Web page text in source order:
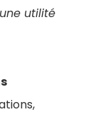
utilité